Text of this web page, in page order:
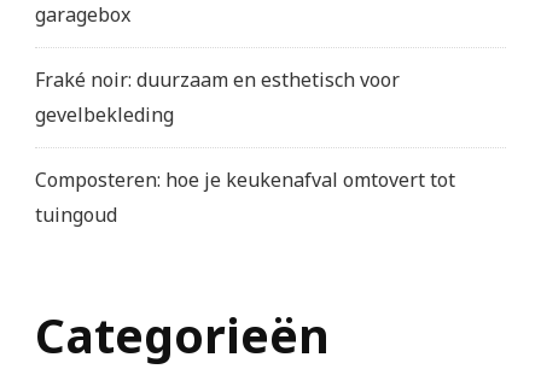
garagebox
Fraké noir: duurzaam en esthetisch voor
gevelbekleding
Composteren: hoe je keukenafval omtovert tot
tuingoud
Categorieën